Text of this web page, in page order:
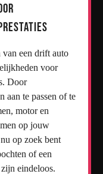
van een drift auto
voor
Door
aan te passen of te
motor en
op jouw
op zoek bent
of een
eindeloos.